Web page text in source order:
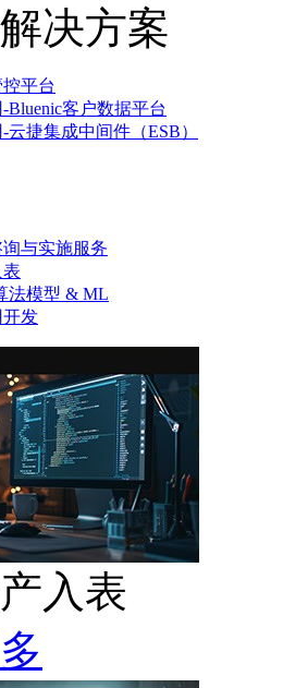
决方案
平台
Bluenic客户数据平台
云捷集成中间件（ESB）
与实施服务
法模型 & ML
发
入表